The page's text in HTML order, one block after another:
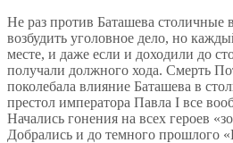
Не раз против Баташева столичные
возбудить уголовное дело, но
месте, и даже если и доходили до
получали должного хода. Смерть
поколебала влияние Баташева в
престол императора Павла I все
Начались гонения на всех героев
Добрались и до темного прошлого